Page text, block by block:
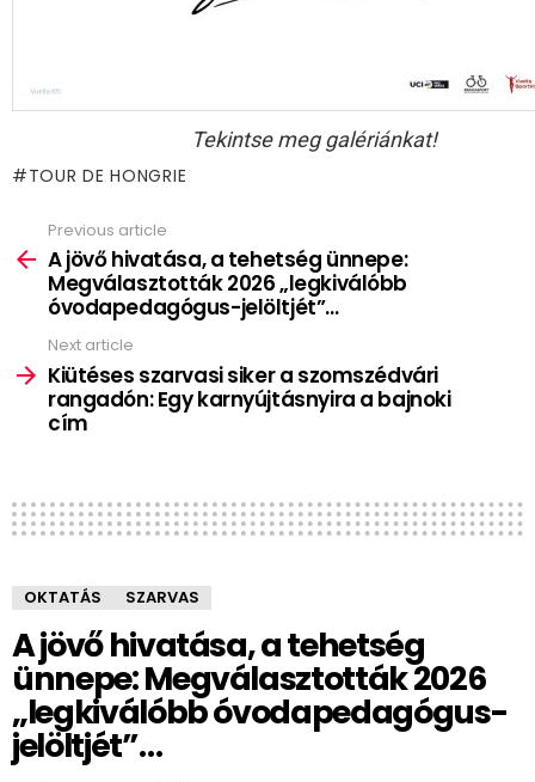
Tekintse meg galériánkat!
TOUR DE HONGRIE
more
Previous article
A jövő hivatása, a tehetség ünnepe:
Megválasztották 2026 „legkiválóbb
óvodapedagógus-jelöltjét”…
Next article
Kiütéses szarvasi siker a szomszédvári
rangadón: Egy karnyújtásnyira a bajnoki
cím
OKTATÁS SZARVAS
A jövő hivatása, a tehetség
ünnepe: Megválasztották 2026
„legkiválóbb óvodapedagógus-
jelöltjét”…